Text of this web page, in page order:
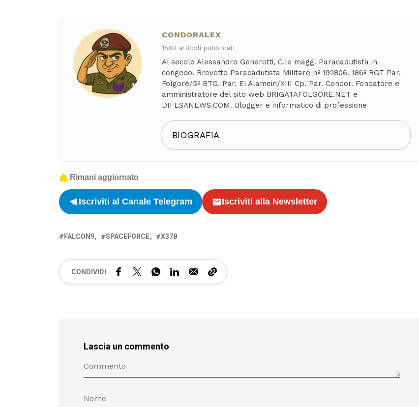
CONDORALEX
1560 articoli pubblicati
Al secolo Alessandro Generotti, C.le magg. Paracadutista in
congedo. Brevetto Paracadutista Militare nº 192806. 186º RGT Par.
Folgore/5º BTG. Par. El Alamein/XIII Cp. Par. Condor. Fondatore e
amministratore del sito web BRIGATAFOLGORE.NET e
DIFESANEWS.COM. Blogger e informatico di professione
BIOGRAFIA
Rimani aggiornato
Iscriviti al Canale Telegram Iscriviti alla Newsletter
FALCON9 SPACEFORCE X37B
CONDIVIDI
Lascia un commento